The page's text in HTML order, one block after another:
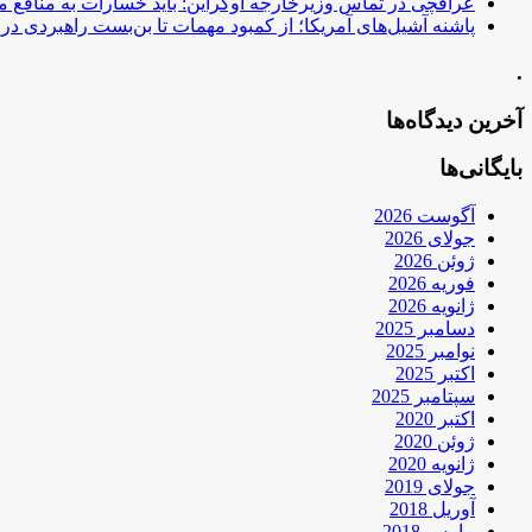
پاشنه آشیل‌های آمریکا؛ از کمبود مهمات تا بن‌بست راهبردی در
.
آخرین دیدگاه‌ها
بایگانی‌ها
آگوست 2026
جولای 2026
ژوئن 2026
فوریه 2026
ژانویه 2026
دسامبر 2025
نوامبر 2025
اکتبر 2025
سپتامبر 2025
اکتبر 2020
ژوئن 2020
ژانویه 2020
جولای 2019
آوریل 2018